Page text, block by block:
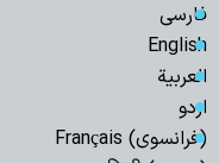
فارسی
English
العربیة
اردو
(فرانسوی) Français